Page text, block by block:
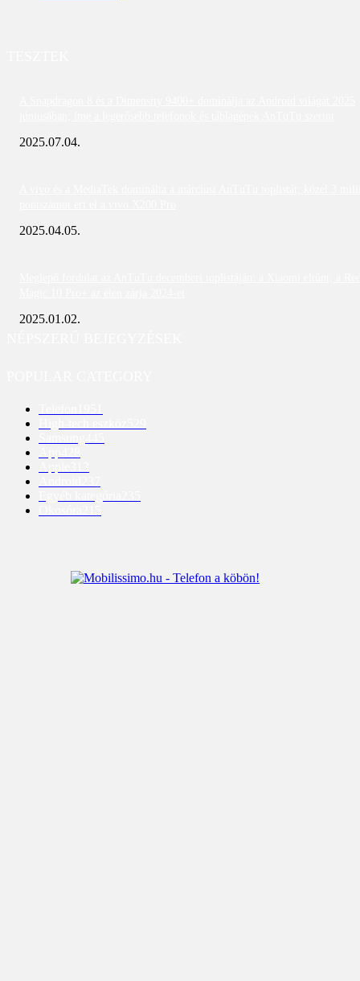
2025.07.04.
2025.04.05.
2025.01.02.